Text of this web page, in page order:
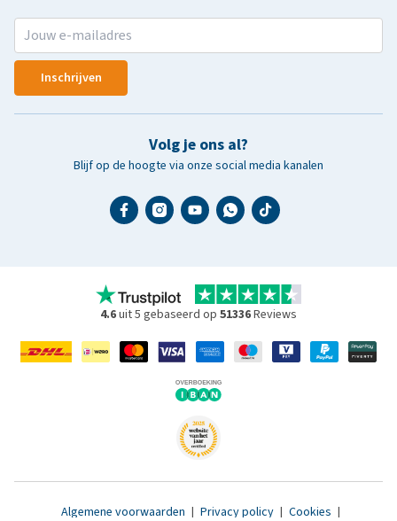
Inschrijven
Volg je ons al?
Blijf op de hoogte via onze social media kanalen
4.6uit 5 gebaseerd op 51336Reviews
Algemene voorwaarden | Privacy policy | Cookies |